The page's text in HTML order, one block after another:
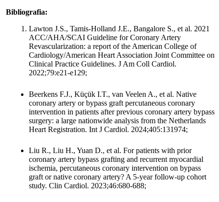
Bibliografia:
Lawton J.S., Tamis-Holland J.E., Bangalore S., et al. 2021
ACC/AHA/SCAI Guideline for Coronary Artery
Revascularization: a report of the American College of
Cardiology/American Heart Association Joint Committee on
Clinical Practice Guidelines. J Am Coll Cardiol.
2022;79:e21-e129;
Beerkens F.J., Küçük I.T., van Veelen A., et al. Native
coronary artery or bypass graft percutaneous coronary
intervention in patients after previous coronary artery bypass
surgery: a large nationwide analysis from the Netherlands
Heart Registration. Int J Cardiol. 2024;405:131974;
Liu R., Liu H., Yuan D., et al. For patients with prior
coronary artery bypass grafting and recurrent myocardial
ischemia, percutaneous coronary intervention on bypass
graft or native coronary artery? A 5-year follow-up cohort
study. Clin Cardiol. 2023;46:680-688;